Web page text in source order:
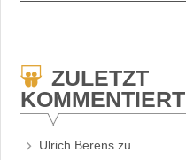
ZULETZT
KOMMENTIERT
Ulrich Berens zu